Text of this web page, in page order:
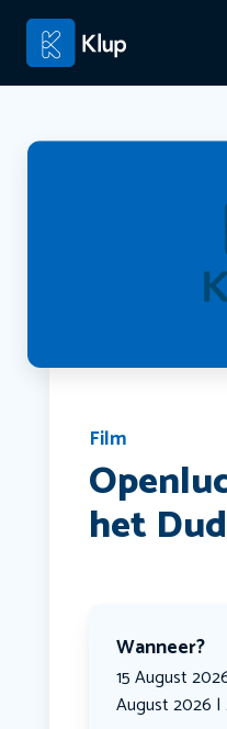
Film
het
Wanneer?
15 August
August 2026 |